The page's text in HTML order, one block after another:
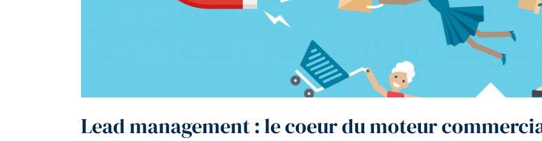
Lead management : le coeur du moteur